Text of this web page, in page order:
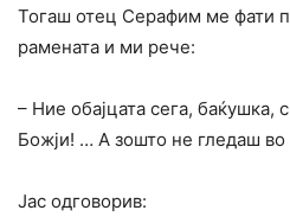
Тогаш отец Серафим ме фати
рамената и ми рече:
– Ние обајцата сега, баќушка,
Божји! … А зошто не гледаш
Jac одговорив: